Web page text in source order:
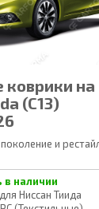
коврики на
(C13)
и
в наличии
для Ниссан Тиида